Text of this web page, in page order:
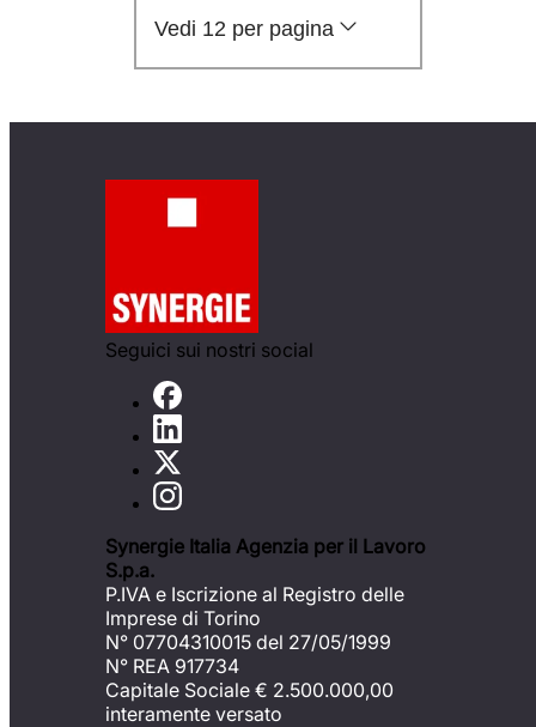
Vedi 12 per pagina
Seguici sui nostri social
Synergie Italia Agenzia per il Lavoro
S.p.a.
P.IVA e Iscrizione al Registro delle
Imprese di Torino
N° 07704310015 del 27/05/1999
N° REA 917734
Capitale Sociale € 2.500.000,00
interamente versato